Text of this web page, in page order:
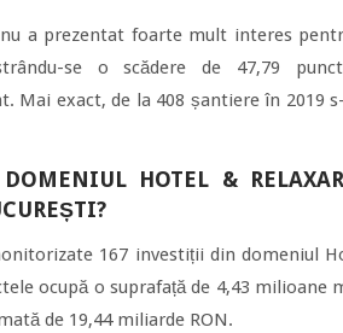
a prezentat foarte mult interes
se o scădere de 47,79
Mai exact, de la 408 șantiere în 2019
HOTEL &
167 investiții din domeniul
ocupă o suprafață de 4,43 milioane
de 19,44 miliarde RON.